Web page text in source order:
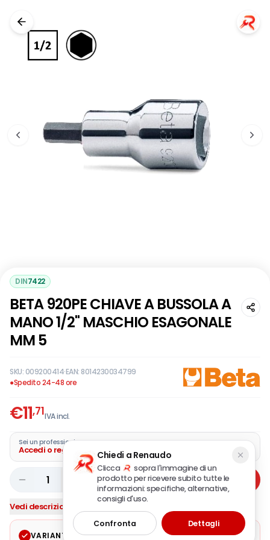
DIN7422
BETA 920PE CHIAVE A BUSSOLA A
MANO 1/2" MASCHIO ESAGONALE
MM 5
SKU:009200414·EAN: 8014230034799
●Spedito 24-48 ore
€11,71IVA incl.
Sei un professionista?
Accedi o registra la tua azienda
1 Aggiungi
Vedi descrizione completa
VARIANTE SELEZIONATA Modifica
Chiedi a Renaudo
Clicca
sopra l'immagine di un
prodotto per ricevere subito tutte le
informazioni: specifiche, alternative,
consigli d'uso.
Confronta Dettagli